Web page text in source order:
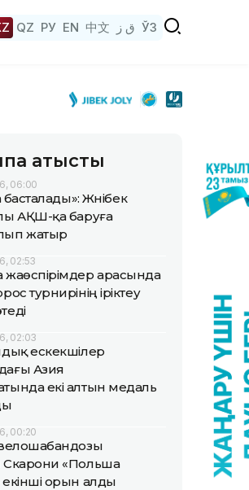
QZ РУ EN 中文 ق ز ЎЗ
қатысты
06:00
басталады»: Жәнібек
АҚШ-қа баруға
жатыр
02:53
арасында
турнирінің іріктеу
02:03
ескекшілер
Азия
екі алтын медаль
00:20
Скарони «Польша
орын алды